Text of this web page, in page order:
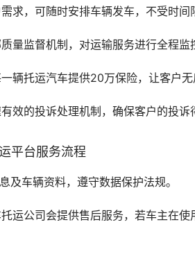
求，可随时安排车辆发车，不受时间
量监督机制，对运输服务进行全程监
辆托运汽车提供20万保险，让客户无
效的投诉处理机制，确保客户的投诉
平台服务流程
及车辆资料，遵守数据保护法规。
运公司会提供售后服务，若车主在